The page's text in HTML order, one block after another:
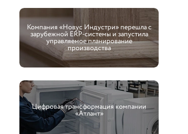
Компания «Новус Индустри» перешла с
зарубежной ERP-системы и запустила
управляемое планирование
производства
Цифровая трансформация компании
«Атлант»